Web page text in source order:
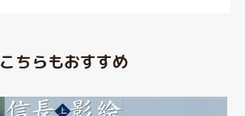
こちらもおすすめ